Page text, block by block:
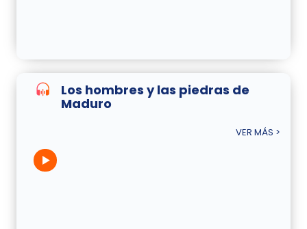
Los hombres y las piedras de
Maduro
VER MÁS >